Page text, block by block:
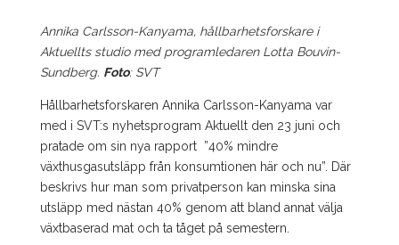
Annika Carlsson-Kanyama, hållbarhetsforskare i
Aktuellts studio med programledaren Lotta Bouvin-
Sundberg. Foto: SVT
Hållbarhetsforskaren Annika Carlsson-Kanyama var
med i SVT:s nyhetsprogram Aktuellt den 23 juni och
pratade om sin nya rapport ”40% mindre
växthusgasutsläpp från konsumtionen här och nu”. Där
beskrivs hur man som privatperson kan minska sina
utsläpp med nästan 40% genom att bland annat välja
växtbaserad mat och ta tåget på semestern.